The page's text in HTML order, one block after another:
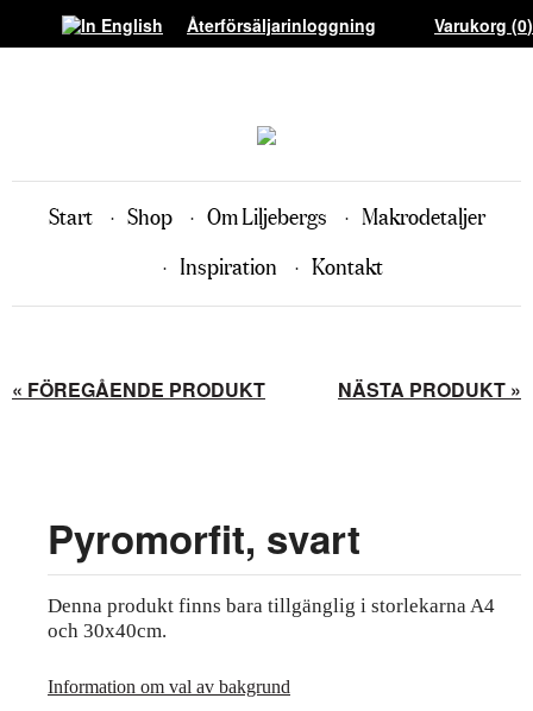
Återförsäljarinloggning Varukorg (0)
Start Shop Om Liljebergs
Makrodetaljer
Inspiration
Kontakt
« FÖREGÅENDE PRODUKT NÄSTA PRODUKT »
Pyromorfit, svart
Denna produkt finns bara tillgänglig i storlekarna A4
och 30x40cm.
Information om val av bakgrund